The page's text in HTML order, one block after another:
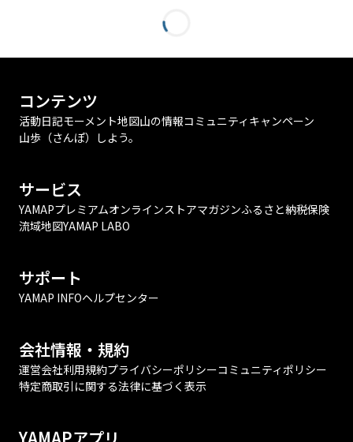
コンテンツ
活動日記モーメント地図山の情報コミュニティ キャンペーン
山歩（さんぽ）しよう。
サービス
YAMAPプレミアムオンラインストアマガジンふるさと納税保険
流域地図YAMAP LABO
サポート
YAMAP INFOヘルプセンター
会社情報・規約
運営会社利用規約プライバシーポリシーコミュニティポリシー
特定商取引に関する法律に基づく表示